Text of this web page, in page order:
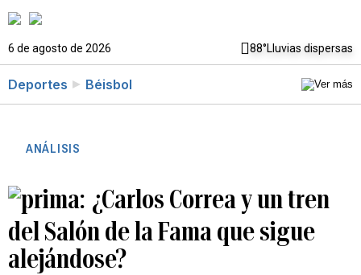
6 de agosto de 2026 88°Lluvias dispersas
Deportes Béisbol
ANÁLISIS
¿Carlos Correa y un tren
del Salón de la Fama que sigue
alejándose?